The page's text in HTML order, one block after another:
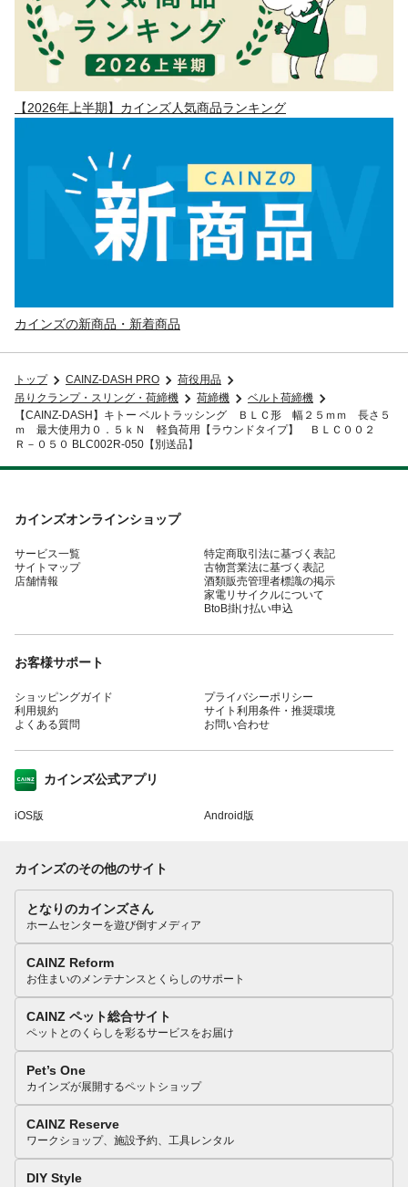
【2026年上半期】カインズ人気商品ランキング
カインズの新商品・新着商品
トップ CAINZ-DASH PRO
荷役用品
吊りクランプ・スリング・荷締機
荷締機
ベルト荷締機
【CAINZ-DASH】キトー ベルトラッシング ＢＬＣ形 幅２５ｍｍ 長さ５
ｍ 最大使用力０．５ｋＮ 軽負荷用【ラウンドタイプ】 ＢＬＣ００２
Ｒ－０５０ BLC002R-050【別送品】
カインズオンラインショップ
サービス一覧
サイトマップ
店舗情報
特定商取引法に基づく表記
古物営業法に基づく表記
酒類販売管理者標識の掲示
家電リサイクルについて
BtoB掛け払い申込
お客様サポート
ショッピングガイド
利用規約
よくある質問
プライバシーポリシー
サイト利用条件・推奨環境
お問い合わせ
カインズ公式アプリ
iOS版 Android版
カインズのその他のサイト
となりのカインズさん
ホームセンターを遊び倒すメディア
CAINZ Reform
お住まいのメンテナンスとくらしのサポート
CAINZ ペット総合サイト
ペットとのくらしを彩るサービスをお届け
Pet’s One
カインズが展開するペットショップ
CAINZ Reserve
ワークショップ、施設予約、工具レンタル
DIY Style